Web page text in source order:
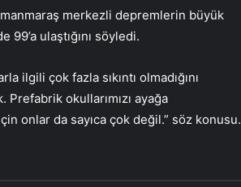
merkezli depremlerin büyük
99’a ulaştığını söyledi.
ilgili çok fazla sıkıntı olmadığını
Prefabrik okullarımızı ayağa
onlar da sayıca çok değil.” söz konusu.